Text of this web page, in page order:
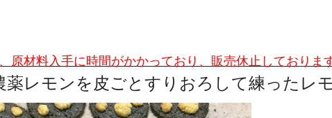
原材料入手に時間がかかっており、販売休止しておりま
薬レモンを皮ごとすりおろして練ったレ